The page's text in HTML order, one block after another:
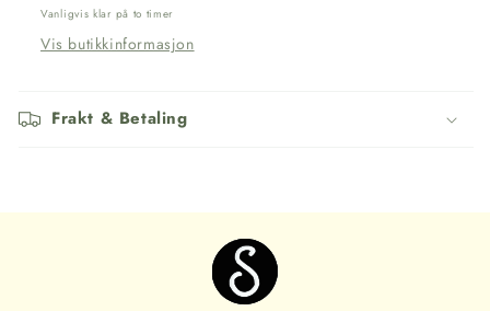
Vanligvis klar på to timer
Vis butikkinformasjon
Frakt & Betaling